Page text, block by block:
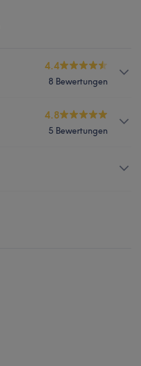
4.4
8 Bewertungen
4.8
5 Bewertungen